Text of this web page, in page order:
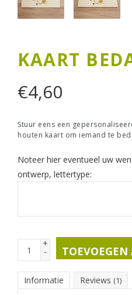
KAART
€4,60
Stuur eens een
houten kaart om iemand te
Noteer hier eventueel uw
ontwerp, lettertype:
+
-
Informatie Reviews (1)